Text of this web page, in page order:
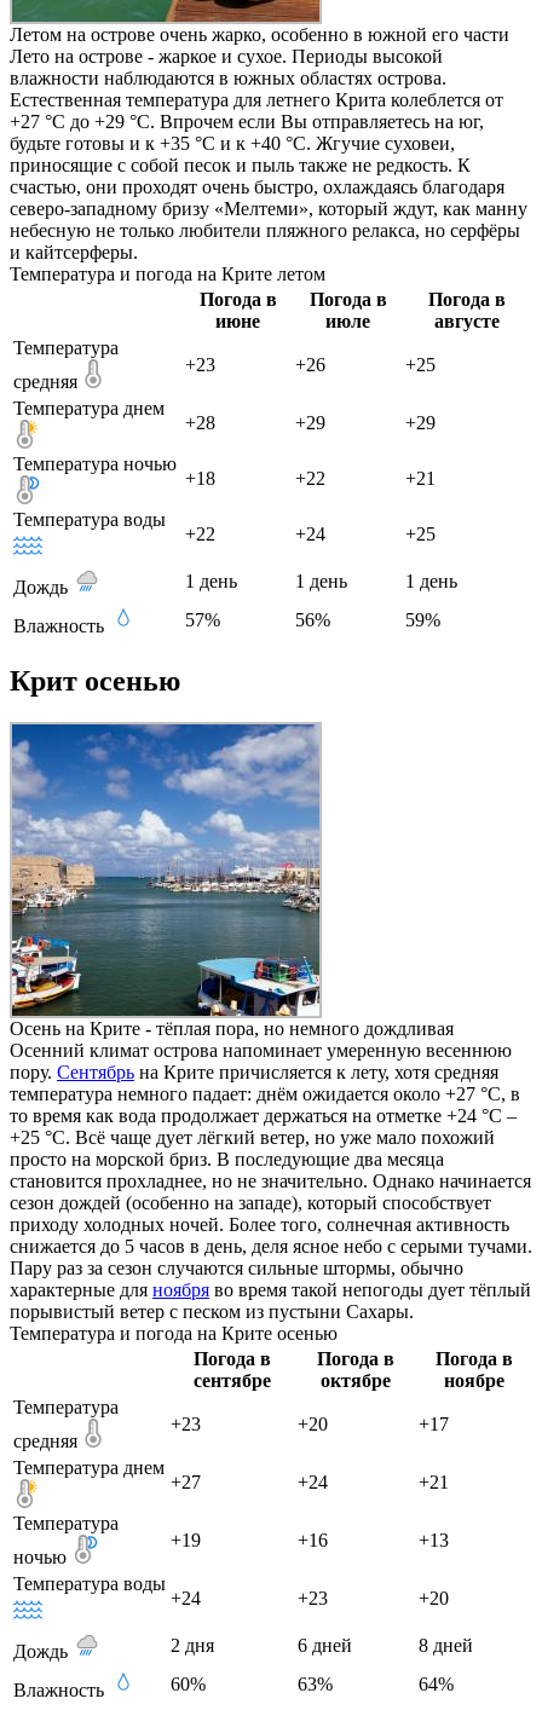
Летом на острове очень жарко, особенно в южной его части
Лето на острове - жаркое и сухое. Периоды высокой
влажности наблюдаются в южных областях острова.
Естественная температура для летнего Крита колеблется от
+27 °C до +29 °C. Впрочем если Вы отправляетесь на юг,
будьте готовы и к +35 °C и к +40 °C. Жгучие суховеи,
приносящие с собой песок и пыль также не редкость. К
счастью, они проходят очень быстро, охлаждаясь благодаря
северо-западному бризу «Мелтеми», который ждут, как манну
небесную не только любители пляжного релакса, но серфёры
и кайтсерферы.
Температура и погода на Крите летом
Погода в
июне
Погода в
июле
Погода в
августе
Температура
средняя
+23 +26 +25
Температура днем
+28 +29
+29
Температура ночью
+18 +22
+21
Температура воды
+22 +24 +25
Дождь 1 день 1 день 1 день
Влажность 57% 56% 59%
Крит осенью
Осень на Крите - тёплая пора, но немного дождливая
Осенний климат острова напоминает умеренную весеннюю
пору. Сентябрь на Крите причисляется к лету, хотя средняя
температура немного падает: днём ожидается около +27 °C, в
то время как вода продолжает держаться на отметке +24 °C –
+25 °C. Всё чаще дует лёгкий ветер, но уже мало похожий
просто на морской бриз. В последующие два месяца
становится прохладнее, но не значительно. Однако начинается
сезон дождей (особенно на западе), который способствует
приходу холодных ночей. Более того, солнечная активность
снижается до 5 часов в день, деля ясное небо с серыми тучами.
Пару раз за сезон случаются сильные штормы, обычно
характерные для ноября во время такой непогоды дует тёплый
порывистый ветер с песком из пустыни Сахары.
Температура и погода на Крите осенью
Погода в
сентябре
Погода в
октябре
Погода в
ноябре
Температура
средняя
+23 +20 +17
Температура днем
+27 +24
+21
Температура
ночью
+19 +16 +13
Температура воды
+24 +23 +20
Дождь 2 дня 6 дней 8 дней
Влажность 60% 63% 64%